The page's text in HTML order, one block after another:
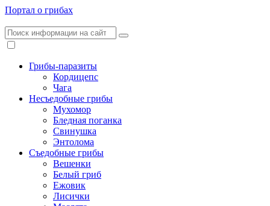
Портал о грибах
Грибы-паразиты
Кордицепс
Чага
Несъедобные грибы
Мухомор
Бледная поганка
Свинушка
Энтолома
Съедобные грибы
Вешенки
Белый гриб
Ежовик
Лисички